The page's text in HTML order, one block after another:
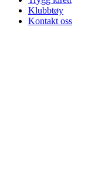
Klubbtøy
Kontakt oss